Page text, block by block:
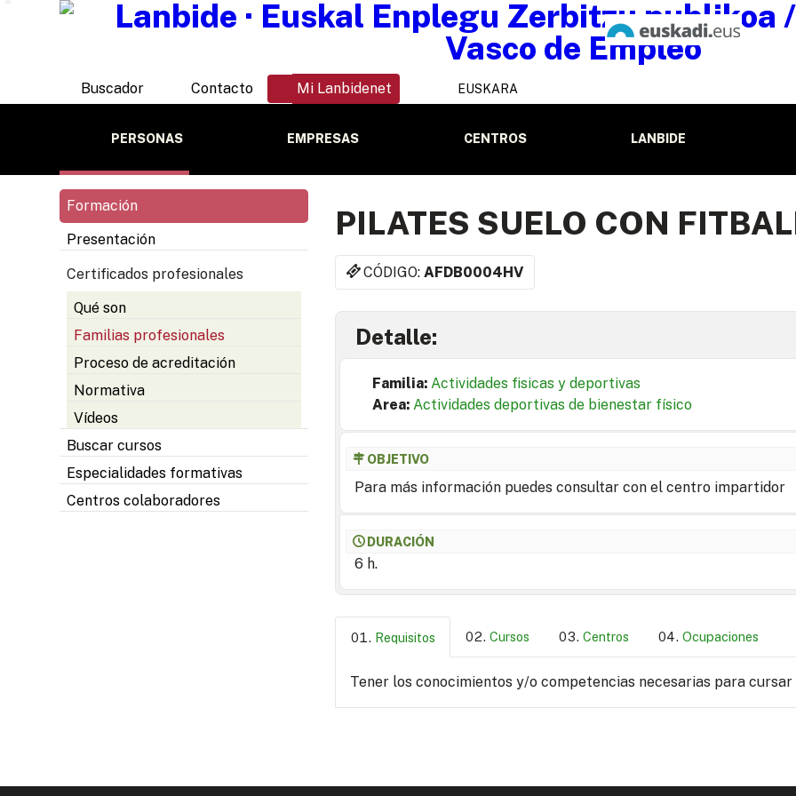
Buscador Contacto Mi Lanbidenet EUSKARA
PERSONAS EMPRESAS CENTROS LANBIDE
Formación
Presentación
Certificados profesionales
Qué son
Familias profesionales
Proceso de acreditación
Normativa
Vídeos
Buscar cursos
Especialidades formativas
Centros colaboradores
PILATES SUELO CON
CÓDIGO:AFDB0004HV
Detalle:
Familia: Actividades fisicas y deportivas
Area: Actividades deportivas de bienestar físico
OBJETIVO
Para más información puedes consultar con el centro impartidor
DURACIÓN
6 h.
Requisitos Cursos Centros Ocupaciones
Tener los conocimientos y/o competencias necesarias para